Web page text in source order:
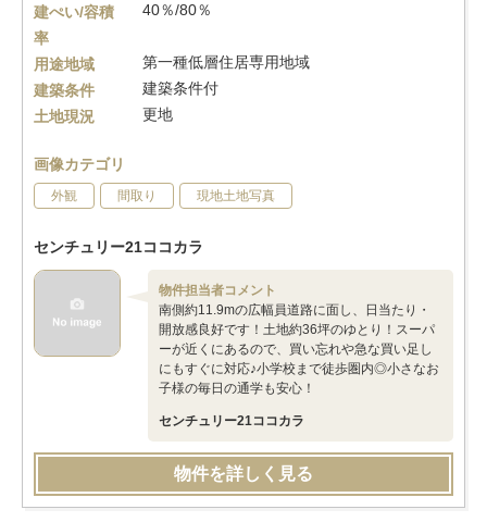
建ぺい/容積
率
40％/80％
用途地域
第一種低層住居専用地域
建築条件
建築条件付
土地現況
更地
画像カテゴリ
外観 間取り 現地土地写真
センチュリー21ココカラ
物件担当者コメント
南側約11.9mの広幅員道路に面し、日当たり・
開放感良好です！土地約36坪のゆとり！スーパ
ーが近くにあるので、買い忘れや急な買い足し
にもすぐに対応♪小学校まで徒歩圏内◎小さなお
子様の毎日の通学も安心！
センチュリー21ココカラ
物件を詳しく見る